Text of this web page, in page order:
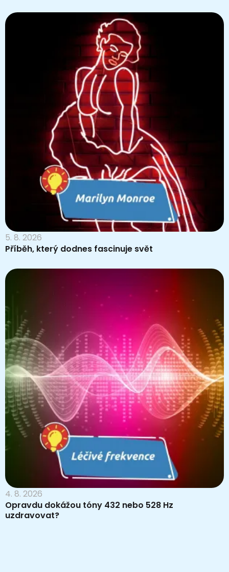
5. 8. 2026
Příběh, který dodnes fascinuje svět
4. 8. 2026
Opravdu dokážou tóny 432 nebo 528 Hz
uzdravovat?